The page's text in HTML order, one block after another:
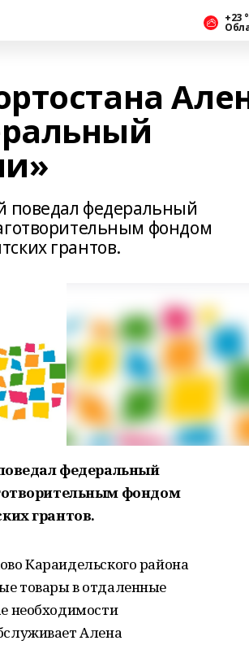
+23
поведал федеральный
фондом
грантов.
федеральный
фондом
грантов.
Караидельского района
товары в отдаленные
необходимости
Алена